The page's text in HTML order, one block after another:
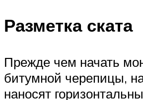
Разметка ската
Прежде чем начать
битумной черепицы,
наносят